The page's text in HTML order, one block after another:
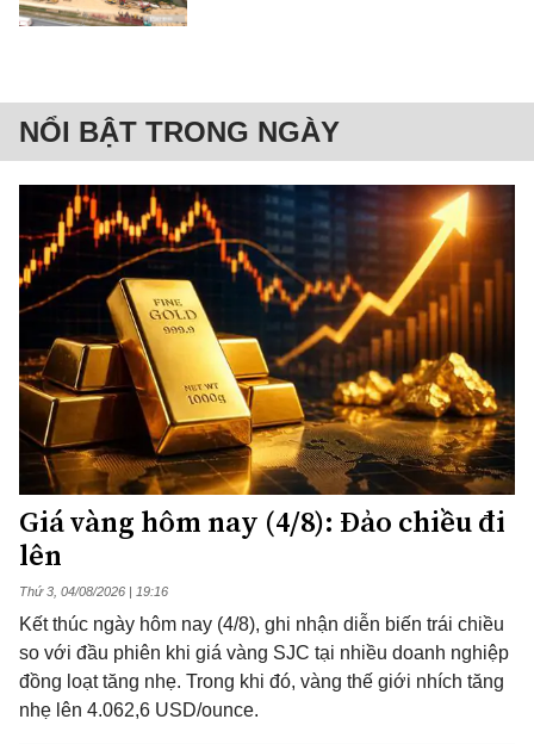
NỔI BẬT TRONG NGÀY
Giá vàng hôm nay (4/8): Đảo chiều đi
lên
Thứ 3, 04/08/2026 | 19:16
Kết thúc ngày hôm nay (4/8), ghi nhận diễn biến trái chiều
so với đầu phiên khi giá vàng SJC tại nhiều doanh nghiệp
đồng loạt tăng nhẹ. Trong khi đó, vàng thế giới nhích tăng
nhẹ lên 4.062,6 USD/ounce.